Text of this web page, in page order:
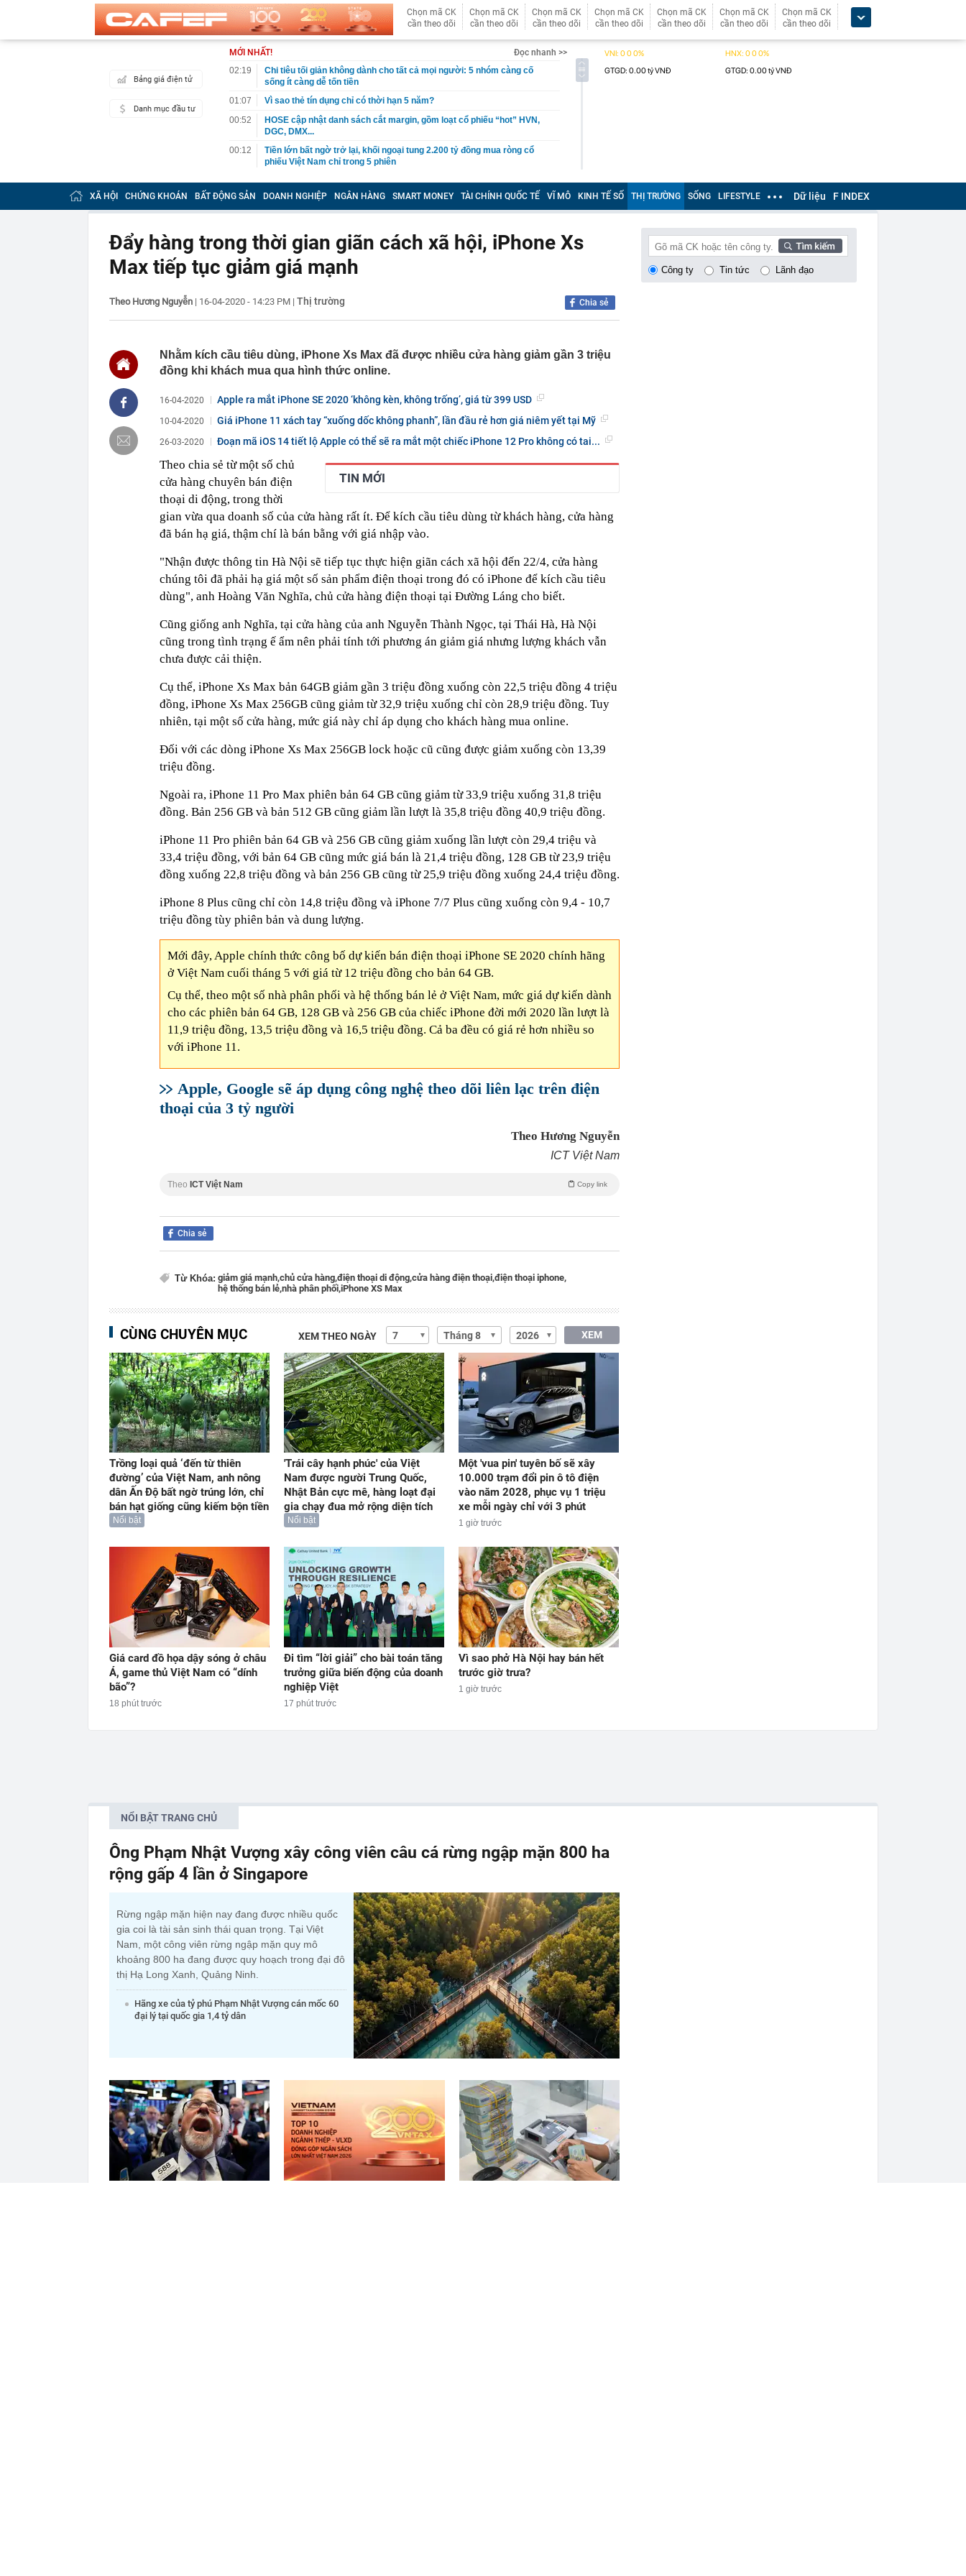
Chọn mã CK
cần theo dõi
Chọn mã CK
cần theo dõi
Chọn mã CK
cần theo dõi
Chọn mã CK
cần theo dõi
Chọn mã CK
cần theo dõi
Chọn mã CK
cần theo dõi
Chọn mã CK
cần theo dõi
Bảng giá điện tử
Danh mục đầu tư
MỚI NHẤT!
Đọc nhanh >>
02:19
Chi tiêu tối giản không dành cho tất cả mọi người: 5 nhóm càng cố
sống ít càng dễ tốn tiền
01:07
Vì sao thẻ tín dụng chỉ có thời hạn 5 năm?
00:52
HOSE cập nhật danh sách cắt margin, gồm loạt cổ phiếu “hot” HVN,
DGC, DMX...
00:12
Tiền lớn bất ngờ trở lại, khối ngoại tung 2.200 tỷ đồng mua ròng cổ
phiếu Việt Nam chỉ trong 5 phiên
00:05
Một doanh nghiệp thép với 2.700 lao động đang nợ Trung Quốc gần 1,3
tỷ USD
00:04
Một yếu tố quan trọng đang trở lại trên thị trường chứng khoán
sau bác sĩ hỏi: "Ông ăn gì thế?"
23:34
Nam ca sĩ rao bán biệt thự 9 phòng ngủ ở TP.HCM giá gốc 600 tỷ, giảm
còn 400 tỷ
chắn là siêu phẩm”
23:14
Bí mật được Apple giấu kín suốt 15 năm trên iPhone
Vài mét vuông ngoài trời đang được dùng theo 1 cách rất khác
22:48
5 LOẠI rau quen thuộc có khả năng tích tụ kim loại nặng, người Việt
22:28
CHÍNH THỨC: Lịch đi học trở lại của học sinh 34 tỉnh, thành phố sau kỳ
22:07
Không cần tặng quà, 5 câu nói này đủ sức khiến mối quan hệ phụ
huynh - giáo viên gắn bó khăng khít, con trẻ được hưởng lợi!
22:03
Ukraine tập kích Crimea, phá hủy hệ thống phòng không 15 triệu USD
22:02
Nam NSND, Giám đốc Nhà hát Chèo Quân đội mua ô tô tặng sinh nhật
vợ thiếu tá kém 12 tuổi
21:51
Một ô tô biển 29A "dính" gần 100 lần phạt nguội do chạy quá tốc độ quy
21:37
Tổng thống Trump bực bội vì lộ tin về kho đạn dược Mỹ
21:35
Du khách Tây: Không khí tập thể dục sáng ở Việt Nam 'có tính gây
nghiện rất cao'
XÃ HỘI CHỨNG KHOÁN BẤT ĐỘNG SẢN DOANH NGHIỆP NGÂN HÀNG SMART MONEY TÀI CHÍNH QUỐC TẾ VĨ MÔ KINH TẾ SỐ THỊ TRƯỜNG SỐNG LIFESTYLE Dữ liệu F INDEX
Đẩy hàng trong thời gian giãn cách xã hội, iPhone Xs
Max tiếp tục giảm giá mạnh
Theo Hương Nguyễn | 16-04-2020 - 14:23 PM | Thị trường Chia sẻ
Nhằm kích cầu tiêu dùng, iPhone Xs Max đã được nhiều cửa hàng giảm gần 3 triệu
đồng khi khách mua qua hình thức online.
16-04-2020 Apple ra mắt iPhone SE 2020 ‘không kèn, không trống’, giá từ 399 USD
10-04-2020 Giá iPhone 11 xách tay “xuống dốc không phanh”, lần đầu rẻ hơn giá niêm yết tại Mỹ
26-03-2020 Đoạn mã iOS 14 tiết lộ Apple có thể sẽ ra mắt một chiếc iPhone 12 Pro không có tai...
TIN MỚI
Theo chia sẻ từ một số chủ
cửa hàng chuyên bán điện
thoại di động, trong thời
gian vừa qua doanh số của cửa hàng rất ít. Để kích cầu tiêu dùng từ khách hàng, cửa hàng
đã bán hạ giá, thậm chí là bán bằng với giá nhập vào.
"Nhận được thông tin Hà Nội sẽ tiếp tục thực hiện giãn cách xã hội đến 22/4, cửa hàng
chúng tôi đã phải hạ giá một số sản phẩm điện thoại trong đó có iPhone để kích cầu tiêu
dùng", anh Hoàng Văn Nghĩa, chủ cửa hàng điện thoại tại Đường Láng cho biết.
Cũng giống anh Nghĩa, tại cửa hàng của anh Nguyễn Thành Ngọc, tại Thái Hà, Hà Nội
cũng trong tình trạng ế ẩm nên phải tính tới phương án giảm giá nhưng lượng khách vẫn
chưa được cải thiện.
Cụ thể, iPhone Xs Max bản 64GB giảm gần 3 triệu đồng xuống còn 22,5 triệu đồng 4 triệu
đồng, iPhone Xs Max 256GB cũng giảm từ 32,9 triệu xuống chỉ còn 28,9 triệu đồng. Tuy
nhiên, tại một số cửa hàng, mức giá này chỉ áp dụng cho khách hàng mua online.
Đối với các dòng iPhone Xs Max 256GB lock hoặc cũ cũng được giảm xuống còn 13,39
triệu đồng.
Ngoài ra, iPhone 11 Pro Max phiên bản 64 GB cũng giảm từ 33,9 triệu xuống 31,8 triệu
đồng. Bản 256 GB và bản 512 GB cũng giảm lần lượt là 35,8 triệu đồng 40,9 triệu đồng.
iPhone 11 Pro phiên bản 64 GB và 256 GB cũng giảm xuống lần lượt còn 29,4 triệu và
33,4 triệu đồng, với bản 64 GB cũng mức giá bán là 21,4 triệu đồng, 128 GB từ 23,9 triệu
đồng xuống 22,8 triệu đồng và bản 256 GB cũng từ 25,9 triệu đồng xuống 24,4 triệu đồng.
iPhone 8 Plus cũng chỉ còn 14,8 triệu đồng và iPhone 7/7 Plus cũng xuống còn 9,4 - 10,7
triệu đồng tùy phiên bản và dung lượng.
Mới đây, Apple chính thức công bố dự kiến bán điện thoại iPhone SE 2020 chính hãng
ở Việt Nam cuối tháng 5 với giá từ 12 triệu đồng cho bản 64 GB.
Cụ thể, theo một số nhà phân phối và hệ thống bán lẻ ở Việt Nam, mức giá dự kiến dành
cho các phiên bản 64 GB, 128 GB và 256 GB của chiếc iPhone đời mới 2020 lần lượt là
11,9 triệu đồng, 13,5 triệu đồng và 16,5 triệu đồng. Cả ba đều có giá rẻ hơn nhiều so
với iPhone 11.
Apple, Google sẽ áp dụng công nghệ theo dõi liên lạc trên điện
thoại của 3 tỷ người
Theo Hương Nguyễn
ICT Việt Nam
Theo ICT Việt Nam Copy link
Chia sẻ
Từ Khóa: giảm giá mạnh,chủ cửa hàng,điện thoại di động,cửa hàng điện thoại,điện thoại iphone,
hệ thống bán lẻ,nhà phân phối,iPhone XS Max
CÙNG CHUYÊN MỤC XEM THEO NGÀY XEM
Trồng loại quả ‘đến từ thiên
đường’ của Việt Nam, anh nông
dân Ấn Độ bất ngờ trúng lớn, chỉ
bán hạt giống cũng kiếm bộn tiền
Nổi bật
'Trái cây hạnh phúc' của Việt
Nam được người Trung Quốc,
Nhật Bản cực mê, hàng loạt đại
gia chạy đua mở rộng diện tích
Nổi bật
Một 'vua pin' tuyên bố sẽ xây
10.000 trạm đổi pin ô tô điện
vào năm 2028, phục vụ 1 triệu
xe mỗi ngày chỉ với 3 phút
1 giờ trước
Giá card đồ họa dậy sóng ở châu
Á, game thủ Việt Nam có “dính
bão”?
18 phút trước
Đi tìm “lời giải” cho bài toán tăng
trưởng giữa biến động của doanh
nghiệp Việt
17 phút trước
Vì sao phở Hà Nội hay bán hết
trước giờ trưa?
1 giờ trước
Công ty Tin tức Lãnh đạo
NỔI BẬT TRANG CHỦ
Ông Phạm Nhật Vượng xây công viên câu cá rừng ngập mặn 800 ha
rộng gấp 4 lần ở Singapore
Rừng ngập mặn hiện nay đang được nhiều quốc
gia coi là tài sản sinh thái quan trọng. Tại Việt
Nam, một công viên rừng ngập mặn quy mô
khoảng 800 ha đang được quy hoạch trong đại đô
thị Hạ Long Xanh, Quảng Ninh.
Hãng xe của tỷ phú Phạm Nhật Vượng cán mốc 60
đại lý tại quốc gia 1,4 tỷ dân